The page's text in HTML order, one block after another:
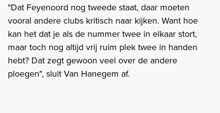
"Dat Feyenoord nog tweede staat, daar moeten
vooral andere clubs kritisch naar kijken. Want hoe
kan het dat je als de nummer twee in elkaar stort,
maar toch nog altijd vrij ruim plek twee in handen
hebt? Dat zegt gewoon veel over de andere
ploegen", sluit Van Hanegem af.